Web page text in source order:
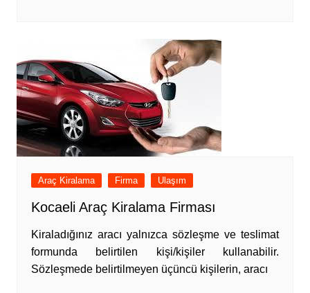
Araç Kiralama Firma Ulaşım
Kocaeli Araç Kiralama Firması
Kiraladığınız aracı yalnızca sözleşme ve teslimat
formunda belirtilen kişi/kişiler kullanabilir.
Sözleşmede belirtilmeyen üçüncü kişilerin, aracı